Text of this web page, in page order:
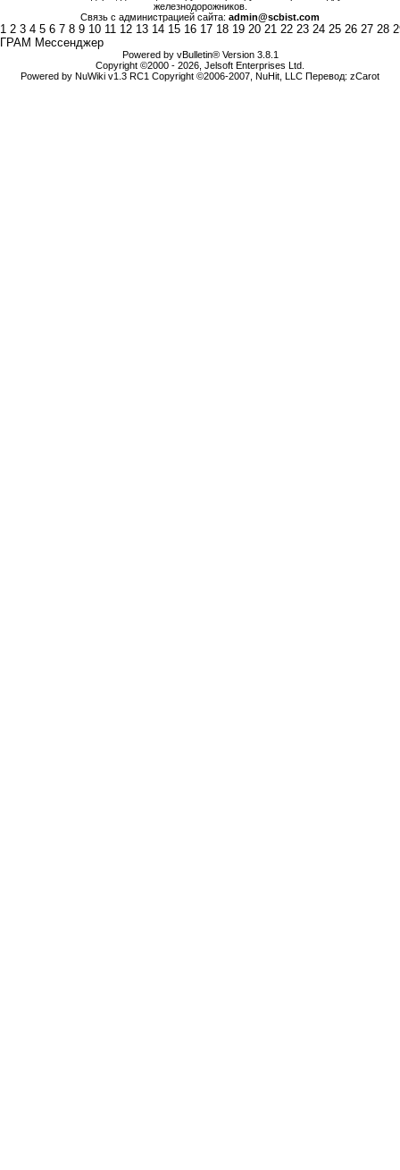
железнодорожников.
Связь с администрацией сайта: admin@scbist.com
1 2 3 4 5 6 7 8 9 10 11 12 13 14 15 16 17 18 19 20 21 22 23 24 25 26 27 28
ГРАМ Мессенджер
Powered by vBulletin® Version 3.8.1
Copyright ©2000 - 2026, Jelsoft Enterprises Ltd.
Powered by NuWiki v1.3 RC1 Copyright ©2006-2007, NuHit, LLC Перевод: zCarot